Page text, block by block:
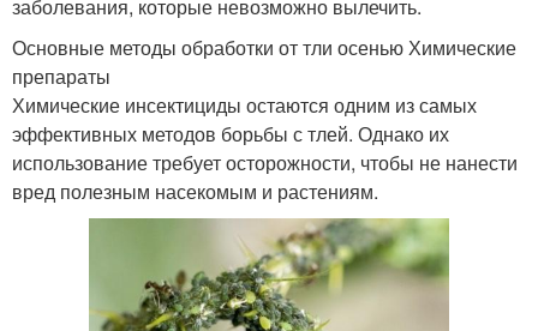
заболевания, которые невозможно вылечить.
Основные методы обработки от тли осенью Химические
препараты
Химические инсектициды остаются одним из самых
эффективных методов борьбы с тлей. Однако их
использование требует осторожности, чтобы не нанести
вред полезным насекомым и растениям.